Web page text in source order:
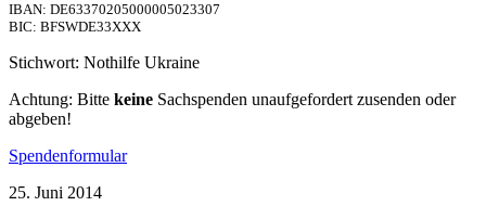
IBAN: DE63370205000005023307
BIC: BFSWDE33XXX
Stichwort: Nothilfe Ukraine
Achtung: Bitte keine Sachspenden unaufgefordert zusenden oder
abgeben!
Spendenformular
25. Juni 2014